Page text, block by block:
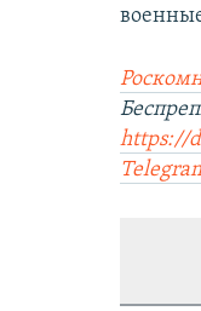
https://